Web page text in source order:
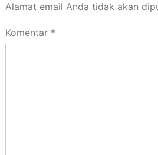
Alamat email Anda tidak akan
Komentar *